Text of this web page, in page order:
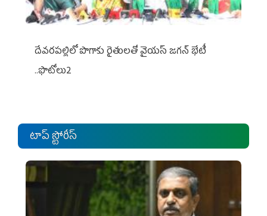
దేవరపల్లిలో పొగాకు రైతులతో వైయస్ జగన్ భేటీ
..ఫొటోలు2
టాప్ స్టోరీస్